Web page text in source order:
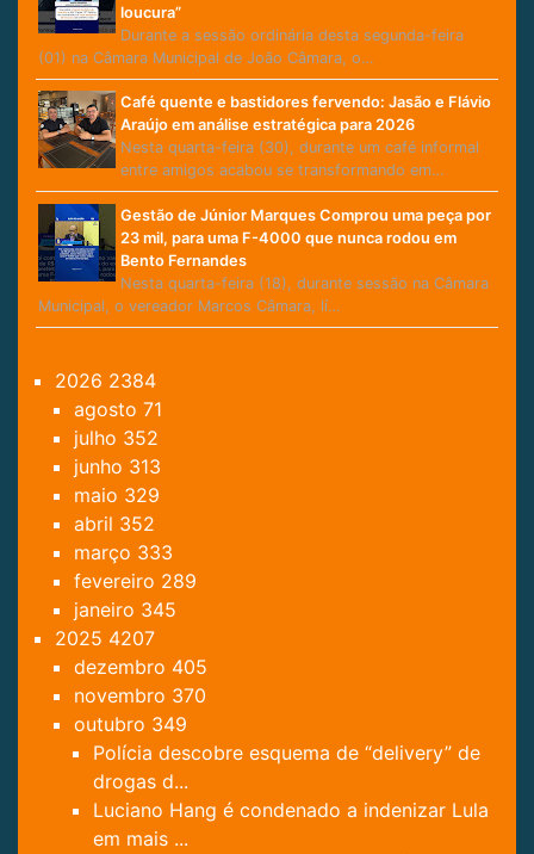
loucura”
Durante a sessão ordinária desta segunda-feira
(01) na Câmara Municipal de João Câmara, o…
Café quente e bastidores fervendo: Jasão e Flávio
Araújo em análise estratégica para 2026
Nesta quarta-feira (30), durante um café informal
entre amigos acabou se transformando em…
Gestão de Júnior Marques Comprou uma peça por
23 mil, para uma F-4000 que nunca rodou em
Bento Fernandes
Nesta quarta-feira (18), durante sessão na Câmara
Municipal, o vereador Marcos Câmara, lí…
2026 2384
agosto 71
julho 352
junho 313
maio 329
abril 352
março 333
fevereiro 289
janeiro 345
2025 4207
dezembro 405
novembro 370
outubro 349
Polícia descobre esquema de “delivery” de
drogas d...
Luciano Hang é condenado a indenizar Lula
em mais ...